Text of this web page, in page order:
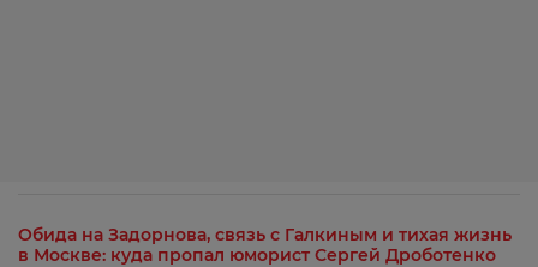
Обида на Задорнова, связь с Галкиным и тихая жизнь
в Москве: куда пропал юморист Сергей Дроботенко